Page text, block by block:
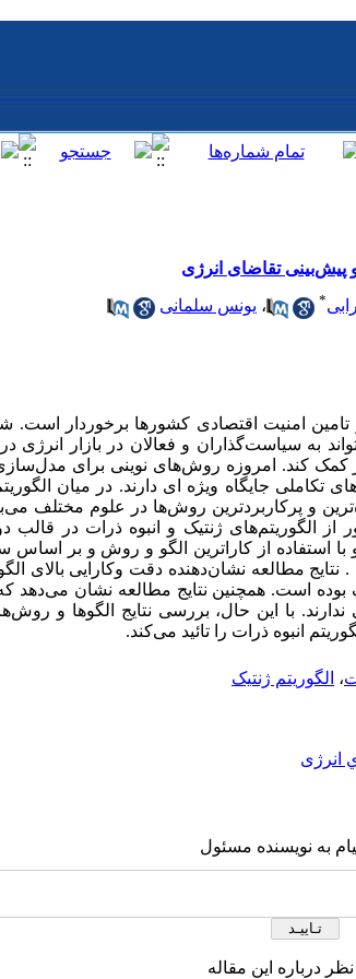
پیش‌بینی تقاضای انرژی
* ، یونس سلمانی
امنیت اقتصادی کشورها برخوردار است.
به سیاست‌گذاران و فعالان در بازار انرژی
کمک کند. امروزه روش‌های نوینی برای
جایگاه ویژه ای دارند. در میان
و پرکاربردترین روش‌ها در علوم مختلف
الگوریتم‌های ژنتیک و انبوه ذرات در
با استفاده از کاراترین الگو و روش و بر اساس
1404 پیش بینی شده است . نتایج مطالعه نشان‌دهنده دقت وکارایی
بوده است. همچنین نتایج مطالعه نشان می‌دهد
با این حال، بررسی نتایج الگوها و
انبوه ذرات را تائید می‌کند.
، الگوریتم ژنتیک
انرژی
به نویسنده مسئول
درباره این مقاله